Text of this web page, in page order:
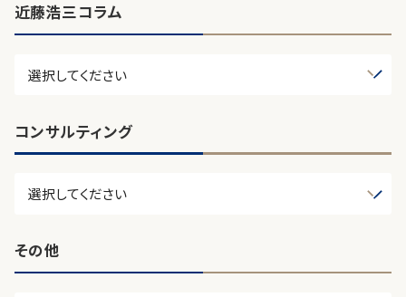
近藤浩三コラム
コンサルティング
その他